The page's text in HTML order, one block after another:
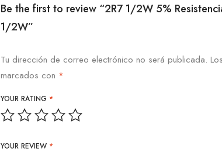
Be the first to review “2R7 1/2W 5%
1/2W”
Tu dirección de correo electrónico no será publicada.
marcados con *
YOUR RATING *
YOUR REVIEW *